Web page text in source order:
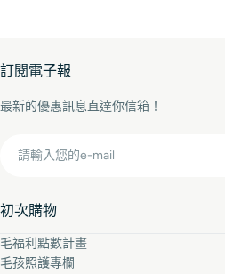
初次購物
毛福利點數計畫
毛孩照護專欄
訂閱電子報
最新的優惠訊息直達你信箱！